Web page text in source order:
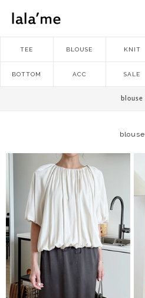
TEE BLOUSE KNIT
BOTTOM ACC SALE
blouse
blouse